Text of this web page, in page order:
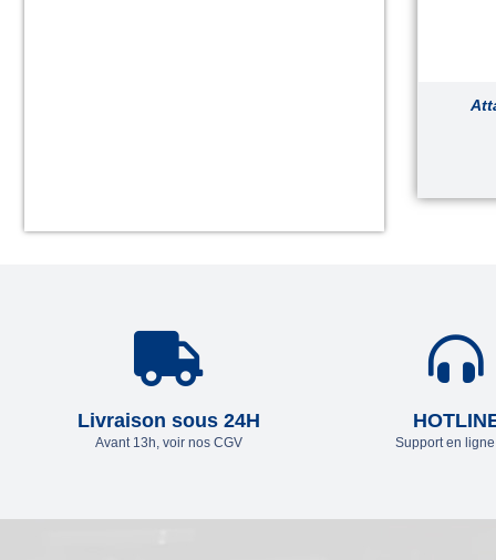
Livraison sous 24H
Avant 13h, voir nos CGV Support en